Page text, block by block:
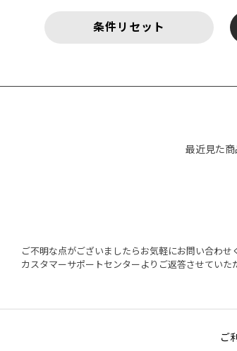
最近見た商
ご不明な点がございましたらお気軽にお問い合わせ
カスタマーサポートセンターよりご返答させていた
ご